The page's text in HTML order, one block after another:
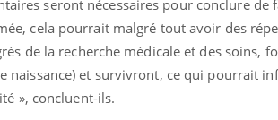
seront nécessaires pour conclure
cela pourrait malgré tout avoir des
de la recherche médicale et des soins,
naissance) et survivront, ce qui pourrait
», concluent-ils.
Youtube
Carence en fer : comprendre
prévenir